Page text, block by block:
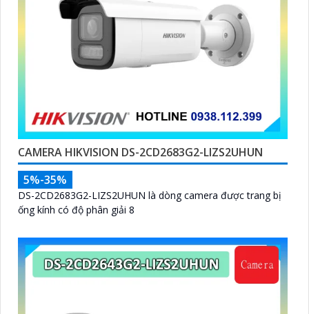
CAMERA HIKVISION DS-2CD2683G2-LIZS2UHUN
5%-35%
DS-2CD2683G2-LIZS2UHUN là dòng camera được trang bị
ống kính có độ phân giải 8